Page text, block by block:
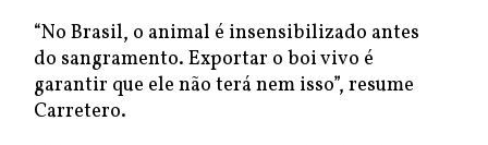
“No Brasil, o animal é insensibilizado antes
do sangramento. Exportar o boi vivo é
garantir que ele não terá nem isso”, resume
Carretero.